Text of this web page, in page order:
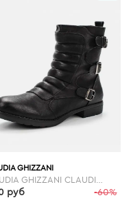
GHIZZANI
-60%
руб